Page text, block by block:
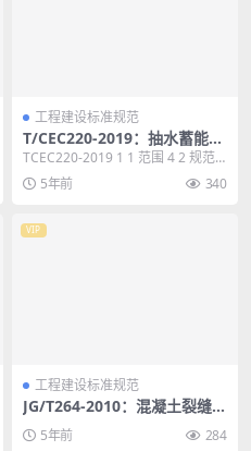
工程建设标准规范
T/CEC220-2019：抽水蓄能电
站主要机电设备选用配置导则
TCEC220-2019 1 1 范围 4 2 规范
性引用文件 4 3 一般规定...
5年前 340
VIP
工程建设标准规范
JG/T264-2010：混凝土裂缝修
复灌浆树脂
5年前 284